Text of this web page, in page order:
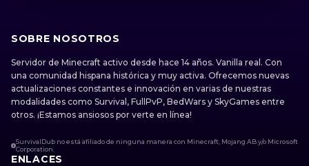
SOBRE NOSOTROS
Servidor de Minecraft activo desde hace 14 años. Vanilla real. Con
una comunidad hispana histórica y muy activa. Ofrecemos nuevas
actualizaciones constantes e innovación en varias de nuestras
modalidades como Survival, FullPvP, BedWars y SkyGames entre
otros. ¡Estamos ansiosos por verte en línea!
SurvivalDub no está afiliado de ninguna manera con Minecraft, Mojang AB y/o Microsoft
Corporation.
ENLACES